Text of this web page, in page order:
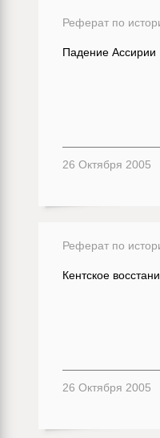
Реферат по
Падение Ассирии
26 Октября 2005
Реферат по
Кентское
26 Октября 2005